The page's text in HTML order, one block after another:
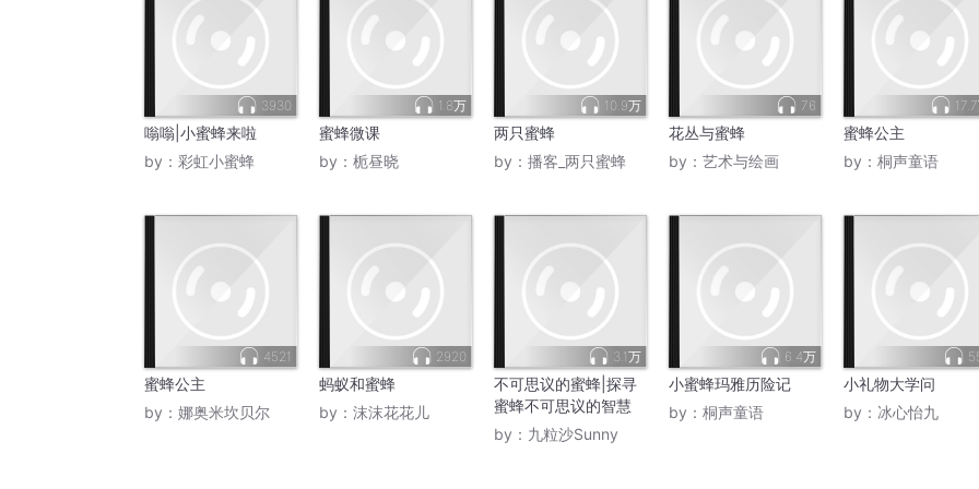
3930
嗡嗡|小蜜蜂来啦
by： 彩虹小蜜蜂
1.8万
蜜蜂微课
by： 栀昼晓
10.9万
两只蜜蜂
by： 播客_两只蜜蜂
76
花丛与蜜蜂
by： 艺术与绘画
蜜蜂公主
by： 桐声童语
4521
蜜蜂公主
by： 娜奥米坎贝尔
2920
蚂蚁和蜜蜂
by： 沫沫花花儿
3.1万
不可思议的蜜蜂|探寻
蜜蜂不可思议的智慧
by： 九粒沙Sunny
6.4万
小蜜蜂玛雅历险记
by： 桐声童语
小礼物大学问
by： 冰心怡九